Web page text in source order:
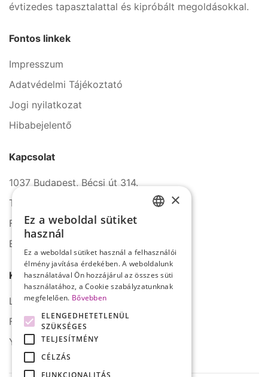
évtizedes tapasztalattal és kipróbált megoldásokkal.
Fontos linkek
Impresszum
Adatvédelmi Tájékoztató
Jogi nyilatkozat
Hibabejelentő
Kapcsolat
1037 Budapest, Bécsi út 314.
Tel.: +36 1 272 2140
Fax: +36 1 272 2150
E-mail: info@serco.hu
Kövessen minket
LinkedIn
Facebook
YouTube
×
Ez a weboldal sütiket
használ
Ez a weboldal sütiket használ a felhasználói
élmény javítása érdekében. A weboldalunk
használatával Ön hozzájárul az összes süti
használatához, a Cookie szabályzatunknak
megfelelően. Bővebben
ELENGEDHETETLENÜL
SZÜKSÉGES
TELJESÍTMÉNY
CÉLZÁS
FUNKCIONALITÁS